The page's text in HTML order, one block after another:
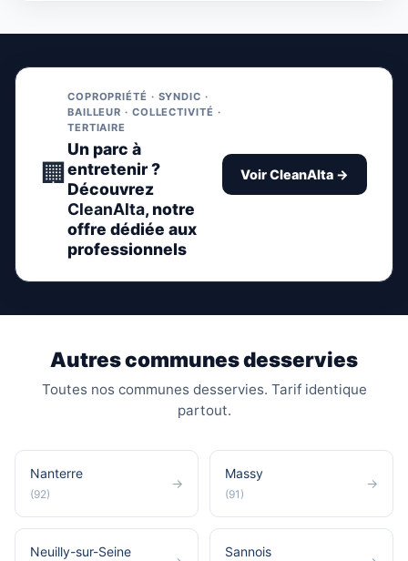
🏢
COPROPRIÉTÉ · SYNDIC ·
BAILLEUR · COLLECTIVITÉ ·
TERTIAIRE
Un parc à
entretenir ?
Découvrez
CleanAlta, notre
offre dédiée aux
professionnels
Voir CleanAlta →
Autres communes desservies
Toutes nos communes desservies. Tarif identique
partout.
Nanterre
(92)
→
Massy
(91)
→
Neuilly-sur-Seine Sannois